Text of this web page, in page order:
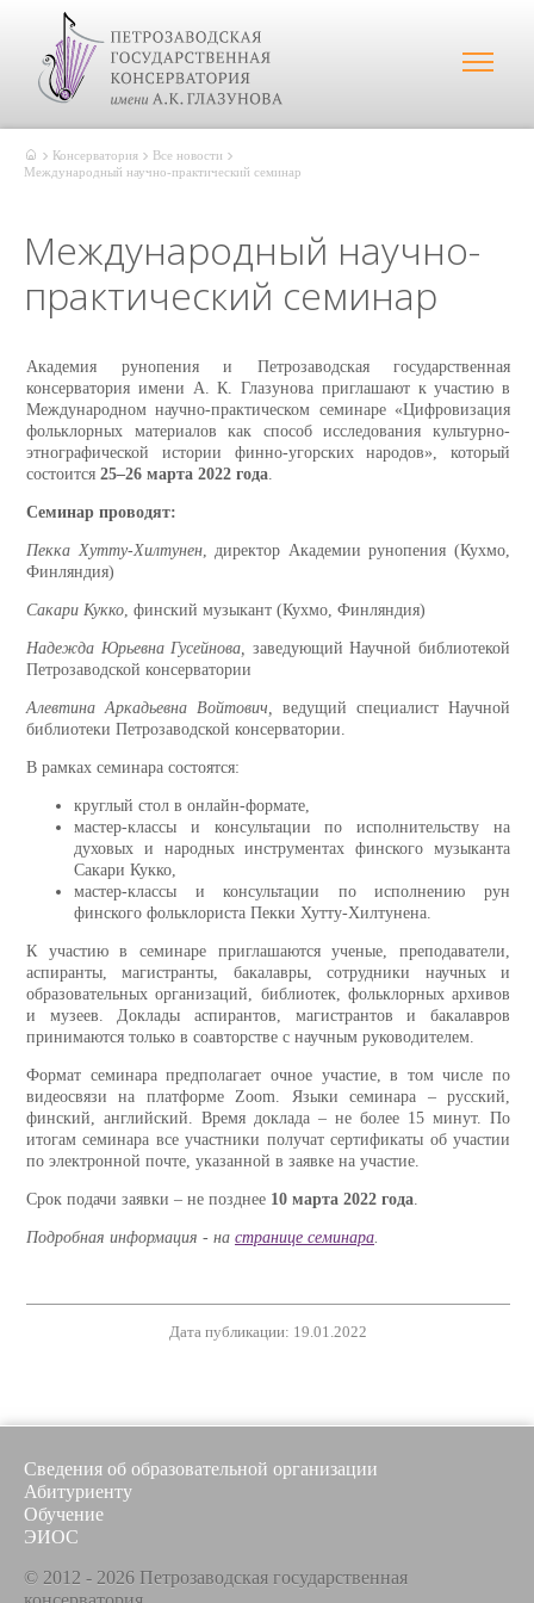
Консерватория
Все новости
Международный научно-практический семинар
Международный научно-
практический семинар
Академия рунопения и Петрозаводская государственная
консерватория имени А. К. Глазунова приглашают к участию в
Международном научно-практическом семинаре «Цифровизация
фольклорных материалов как способ исследования культурно-
этнографической истории финно-угорских народов», который
состоится 25‒26 марта 2022 года.
Семинар проводят:
Пекка Хутту-Хилтунен, директор Академии рунопения (Кухмо,
Финляндия)
Сакари Кукко, финский музыкант (Кухмо, Финляндия)
Надежда Юрьевна Гусейнова, заведующий Научной библиотекой
Петрозаводской консерватории
Алевтина Аркадьевна Войтович, ведущий специалист Научной
библиотеки Петрозаводской консерватории.
В рамках семинара состоятся:
круглый стол в онлайн-формате,
мастер-классы и консультации по исполнительству на
духовых и народных инструментах финского музыканта
Сакари Кукко,
мастер-классы и консультации по исполнению рун
финского фольклориста Пекки Хутту-Хилтунена.
К участию в семинаре приглашаются ученые, преподаватели,
аспиранты, магистранты, бакалавры, сотрудники научных и
образовательных организаций, библиотек, фольклорных архивов
и музеев.Доклады аспирантов, магистрантов и бакалавров
принимаются только в соавторстве с научным руководителем.
Формат семинара предполагает очное участие, в том числе по
видеосвязи на платформе Zoom. Языки семинара – русский,
финский, английский. Время доклада – не более 15 минут. По
итогам семинара все участники получат сертификаты об участии
по электронной почте, указанной в заявке на участие.
Срок подачи заявки – не позднее 10 марта 2022 года.
Подробная информация - на странице семинара.
Дата публикации: 19.01.2022
Сведения об образовательной организации
Абитуриенту
Обучение
ЭИОС
© 2012 - 2026 Петрозаводская государственная